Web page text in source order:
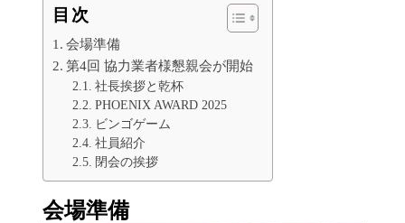
目次
会場準備
第4回 協力業者様懇親会が開始
社長挨拶と乾杯
PHOENIX AWARD 2025
ビンゴゲーム
社員紹介
閉会の挨拶
会場準備